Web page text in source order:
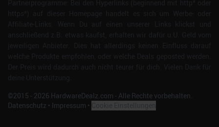
©2015 - 2026 HardwareDealz.com - Alle Rechte vorbehalten.
Datenschutz • Impressum •